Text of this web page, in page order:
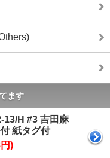
ます
13/H #3 吉田麻
紙タグ付
)